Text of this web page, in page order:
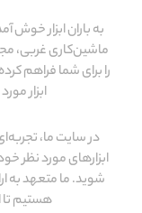
به باران ابزار خوش
ماشین‌کاری غربی،
را برای شما فراهم
ابزار
در سایت ما،
ابزارهای مورد نظر
شوید. ما متعهد به
هستیم تا